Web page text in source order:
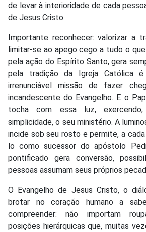
de levar à interioridade de cada
de Jesus Cristo.
Importante reconhecer: valorizar a
limitar-se ao apego cego a tudo o
pela ação do Espírito Santo, gera
pela tradição da Igreja Católica
irrenunciável missão de fazer
incandescente do Evangelho. E o
tocha com essa luz,
simplicidade, o seu ministério. A
incide sob seu rosto e permite, a
lo como sucessor do apóstolo
pontificado gera conversão,
pessoas assumam seus próprios
O Evangelho de Jesus Cristo, o
brotar no coração humano a
compreender: não importam
posições hierárquicas que, muitas